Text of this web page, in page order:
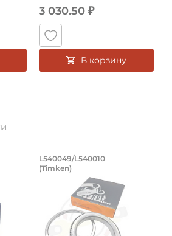
3 030.50 ₽
В корзину
мм, шариковый
мм, шариковый двухрядный,
Подшипник
Подшипник
L540049/L540010
(Timken)